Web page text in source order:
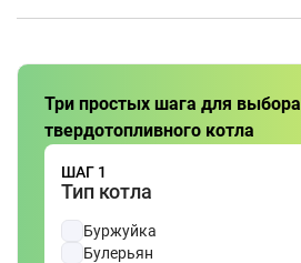
Три простых шага для выбора
твердотопливного котла
ШАГ 1
Тип котла
Буржуйка
Булерьян